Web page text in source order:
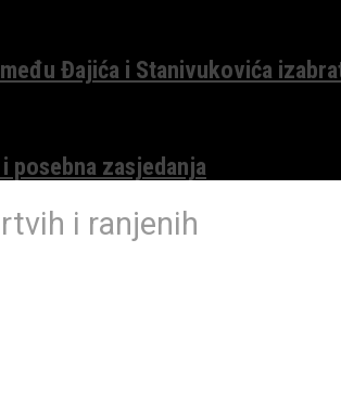
Đajića i Stanivukovića
posebna zasjedanja
i ranjenih